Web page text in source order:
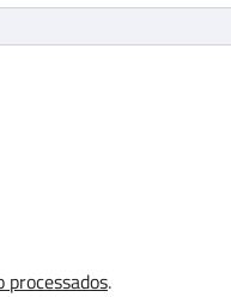
processados.